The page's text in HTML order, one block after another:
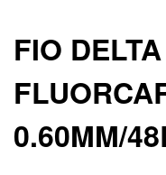
FIO
0.60MM/